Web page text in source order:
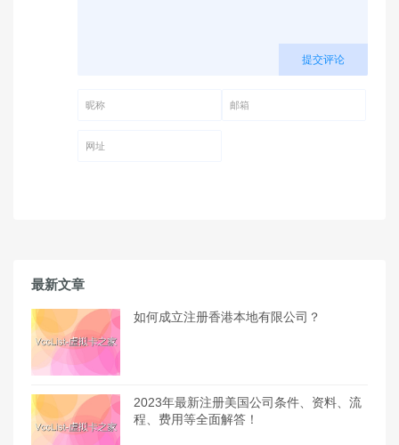
提交评论
最新文章
如何成立注册香港本地有限公司？
2023年最新注册美国公司条件、资料、流
程、费用等全面解答！